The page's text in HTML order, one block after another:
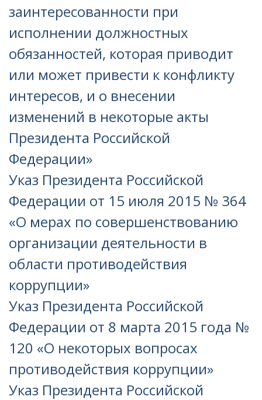
заинтересованности при
исполнении должностных
обязанностей, которая приводит
или может привести к конфликту
интересов, и о внесении
изменений в некоторые акты
Президента Российской
Федерации»
Указ Президента Российской
Федерации от 15 июля 2015 № 364
«О мерах по совершенствованию
организации деятельности в
области противодействия
коррупции»
Указ Президента Российской
Федерации от 8 марта 2015 года №
120 «О некоторых вопросах
противодействия коррупции»
Указ Президента Российской